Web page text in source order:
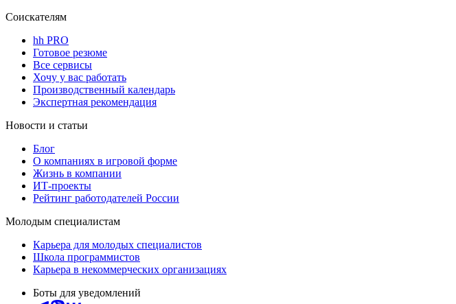
Соискателям
hh PRO
Готовое резюме
Все сервисы
Хочу у вас работать
Производственный календарь
Экспертная рекомендация
Новости и статьи
Блог
О компаниях в игровой форме
Жизнь в компании
ИТ-проекты
Рейтинг работодателей России
Молодым специалистам
Карьера для молодых специалистов
Школа программистов
Карьера в некоммерческих организациях
Боты для уведомлений